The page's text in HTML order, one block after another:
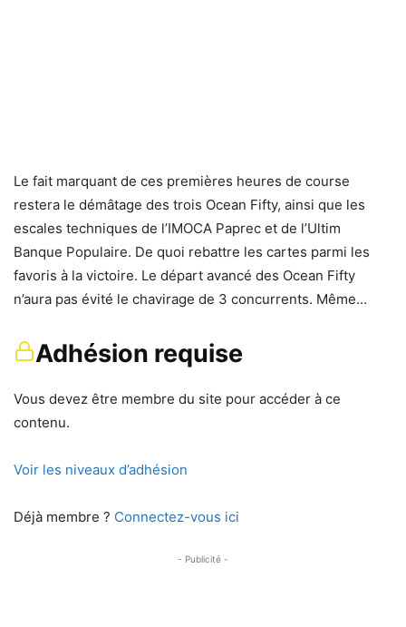
Le fait marquant de ces premières heures de course
restera le démâtage des trois Ocean Fifty, ainsi que les
escales techniques de l’IMOCA Paprec et de l’Ultim
Banque Populaire. De quoi rebattre les cartes parmi les
favoris à la victoire. Le départ avancé des Ocean Fifty
n’aura pas évité le chavirage de 3 concurrents. Même…
Adhésion requise
Vous devez être membre du site pour accéder à ce
contenu.
Voir les niveaux d’adhésion
Déjà membre ? Connectez-vous ici
- Publicité -